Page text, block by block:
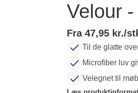
Velour
Fra 47,95 kr./
Til de glatte
Microfiber luv
Velegnet til